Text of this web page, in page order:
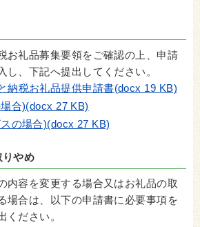
お礼品募集要領をご確認の上、申請
し、下記へ提出してください。
納税お礼品提供申請書(docx 19 KB)
合)(docx 27 KB)
の場合)(docx 27 KB)
りやめ
内容を変更する場合又はお礼品の取
場合は、以下の申請書に必要事項を
ください。